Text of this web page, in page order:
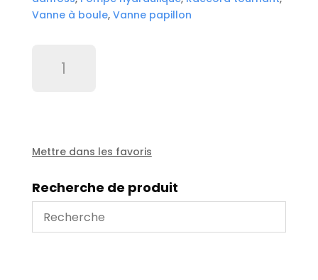
Vanne à boule, Vanne papillon
masse
SEA162
Mettre dans les favoris
Recherche de produit